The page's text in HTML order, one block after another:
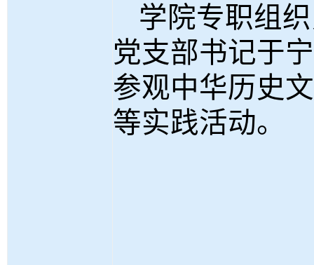
学院专职组
党支部书记于
参观中华历史
等实践活动。